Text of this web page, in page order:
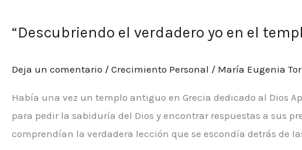
“Descubriendo el verdadero yo en el
Deja un comentario / Crecimiento Personal / María Eugenia
Había una vez un templo antiguo en Grecia dedicado al Dios
para pedir la sabiduría del Dios y encontrar respuestas a sus
comprendían la verdadera lección que se escondía detrás de
verdadero
en
de
Apolo”